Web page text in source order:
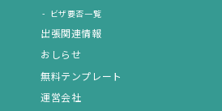
ビザ要否一覧
出張関連情報
おしらせ
無料テンプレート
運営会社